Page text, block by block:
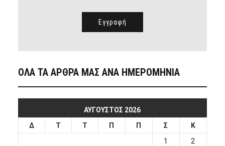
ΟΛΑ ΤΑ ΑΡΘΡΑ ΜΑΣ ΑΝΑ ΗΜΕΡΟΜΗΝΙΑ
ΑΎΓΟΥΣΤΟΣ 2026
Δ
Τ Τ Π Π Σ
Κ
1
2